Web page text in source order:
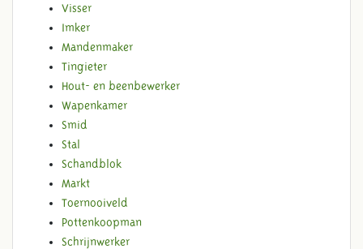
Visser
Imker
Mandenmaker
Tingieter
Hout- en beenbewerker
Wapenkamer
Smid
Stal
Schandblok
Markt
Toernooiveld
Pottenkoopman
Schrijnwerker